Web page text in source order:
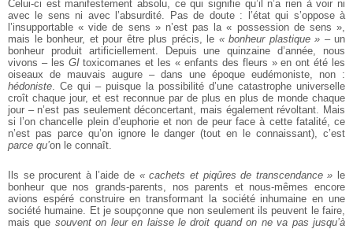
Celui-ci est manifestement absolu, ce qui signifie qu’il n’a rien à voir ni
avec le sens ni avec l’absurdité. Pas de doute : l’état qui s’oppose à
l’insupportable « vide de sens » n’est pas la « possession de sens »,
mais le bonheur, et pour être plus précis, le « bonheur plastique » – un
bonheur produit artificiellement. Depuis une quinzaine d’année, nous
vivons – les GItoxicomanes et les « enfants des fleurs » en ont été les
oiseaux de mauvais augure – dans une époque eudémoniste, non :
hédoniste . Ce qui – puisque la possibilité d’une catastrophe universelle
croît chaque jour, et est reconnue par de plus en plus de monde chaque
jour – n’est pas seulement déconcertant, mais également révoltant. Mais
si l’on chancelle plein d’euphorie et non de peur face à cette fatalité, ce
n’est pas parce qu’on ignore le danger (tout en le connaissant), c’est
parce qu’on le connaît.
Ils se procurent à l’aide de « cachets et piqûres de transcendance » le
bonheur que nos grands-parents, nos parents et nous-mêmes encore
avions espéré construire en transformant la société inhumaine en une
société humaine. Et je soupçonne que non seulement ils peuvent le faire,
mais que souvent on leur en laisse le droit quand on ne va pas jusqu’à